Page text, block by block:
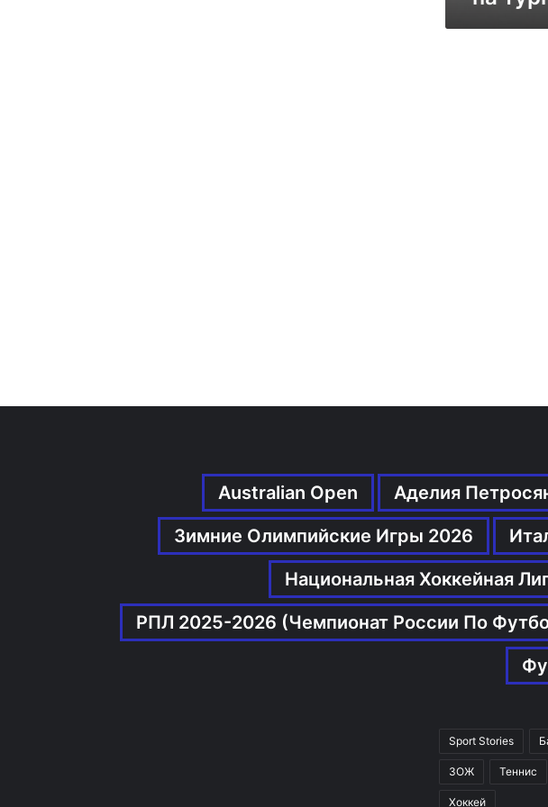
Australian Open Аделия
Зимние Олимпийские Игры 2026
Национальная Хоккейная
РПЛ 2025-2026 (Чемпионат России По
Sport Stories
ЗОЖ Теннис
Хоккей